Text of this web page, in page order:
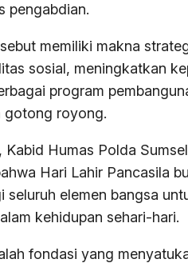
pengabdian.
memiliki makna
sosial, meningkatkan
program
gotong royong.
Kabid Humas Polda
Hari Lahir Pancasila
seluruh elemen bangsa
kehidupan sehari-hari.
fondasi yang